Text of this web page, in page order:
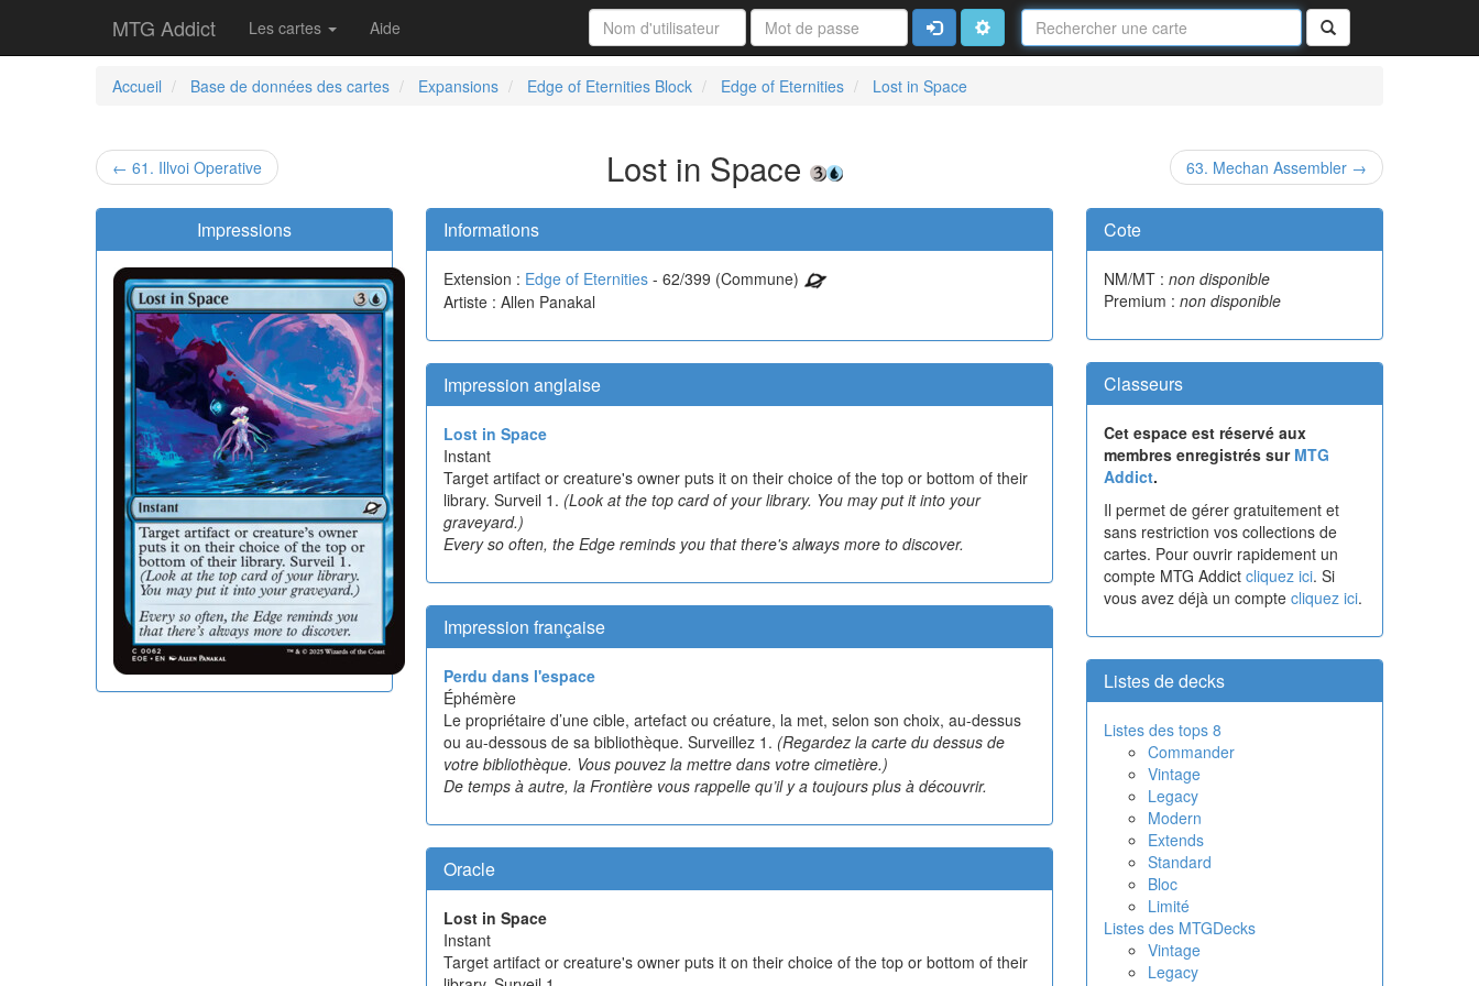
MTG Addict Les cartes Aide
Nom
de
la
Rechercher
ConnexionAvancé
Accueil
Base de données des cartes Expansions Edge of Eternities Block Edge of Eternities Lost in Space
← 61. Illvoi Operative Lost in Space 63. Mechan Assembler →
Impressions Informations
Extension : Edge of Eternities - 62/399 (Commune)
Artiste : Allen Panakal
Impression anglaise
Lost in Space
Instant
Target artifact or creature's owner puts it on their choice of the top or bottom of their
library. Surveil 1. (Look at the top card of your library. You may put it into your
graveyard.)
Every so often, the Edge reminds you that there's always more to discover.
Impression française
Perdu dans l'espace
Éphémère
Le propriétaire d’une cible, artefact ou créature, la met, selon son choix, au-dessus
ou au-dessous de sa bibliothèque. Surveillez 1. (Regardez la carte du dessus de
votre bibliothèque. Vous pouvez la mettre dans votre cimetière.)
De temps à autre, la Frontière vous rappelle qu’il y a toujours plus à découvrir.
Oracle
Lost in Space
Instant
Target artifact or creature's owner puts it on their choice of the top or bottom of their
Cote
NM/MT : non disponible
Premium : non disponible
Classeurs
Cet espace est réservé aux
membres enregistrés sur MTG
Addict.
Il permet de gérer gratuitement et
sans restriction vos collections de
cartes. Pour ouvrir rapidement un
compte MTG Addict cliquez ici. Si
vous avez déjà un compte cliquez ici.
Listes de decks
Listes des tops 8
Commander
Vintage
Legacy
Modern
Extends
Standard
Bloc
Limité
Listes des MTGDecks
Vintage
Legacy